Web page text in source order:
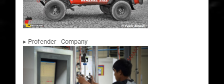
▸ Profender - Company